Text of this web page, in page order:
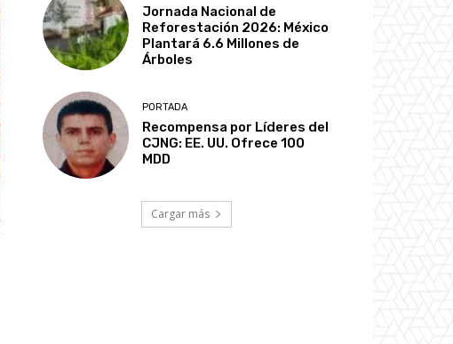
Jornada Nacional de
Reforestación 2026: México
Plantará 6.6 Millones de
Árboles
PORTADA
Recompensa por Líderes del
CJNG: EE. UU. Ofrece 100
MDD
Cargar más